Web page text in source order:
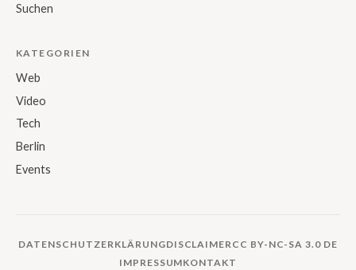
Suchen
KATEGORIEN
Web
Video
Tech
Berlin
Events
DATENSCHUTZERKLÄRUNGDISCLAIMERCC BY-NC-SA 3.0 DE
IMPRESSUMKONTAKT